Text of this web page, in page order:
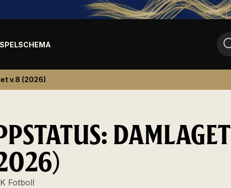
SPELSCHEMA
v.8 (2026)
DAMLAGET
Fotboll